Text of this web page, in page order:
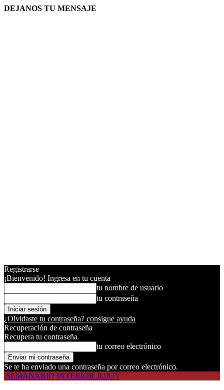
DEJANOS TU MENSAJE
Registrarse
¡Bienvenido! Ingresa en tu cuenta
tu nombre de usuario
tu contraseña
¿Olvidaste tu contraseña? consigue ayuda
Recuperación de contraseña
Recupera tu contraseña
tu correo electrónico
Se te ha enviado una contraseña por correo electrónico.
SEMANARIO INTERIOR JUJUY